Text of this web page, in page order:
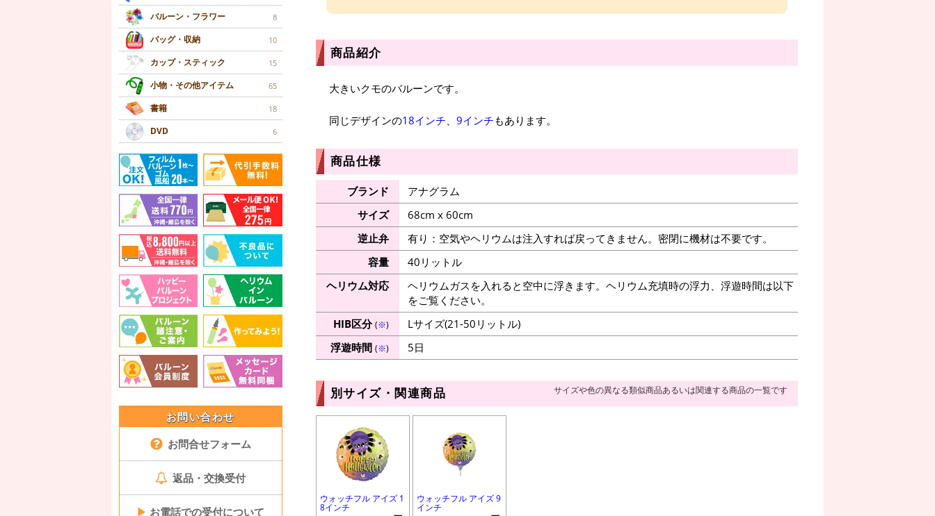
バルーン・フラワー 8
バッグ・収納 10
カップ・スティック 15
小物・その他アイテム 65
書籍 18
DVD 6
お問い合わせ
お問合せフォーム
返品・交換受付
▶ お電話での受付について
商品紹介
大きいクモのバルーンです。
同じデザインの18インチ 9インチもあります。
商品仕様
ブランド
アナグラム
サイズ
68cm x 60cm
逆止弁
有り：空気やヘリウムは注入すれば戻ってきません。密閉に機材は不要です。
容量
40リットル
ヘリウム対応
ヘリウムガスを入れると空中に浮きます。ヘリウム充填時の浮力、浮遊時間は以下
をご覧ください。
HIB区分(※)
Lサイズ(21-50リットル)
浮遊時間 (※) 5日
別サイズ・関連商品 サイズや色の異なる類似商品あるいは関連する商品の一覧です
ウォッチフル アイズ 1
8インチ
ウォッチフル アイズ 9
インチ